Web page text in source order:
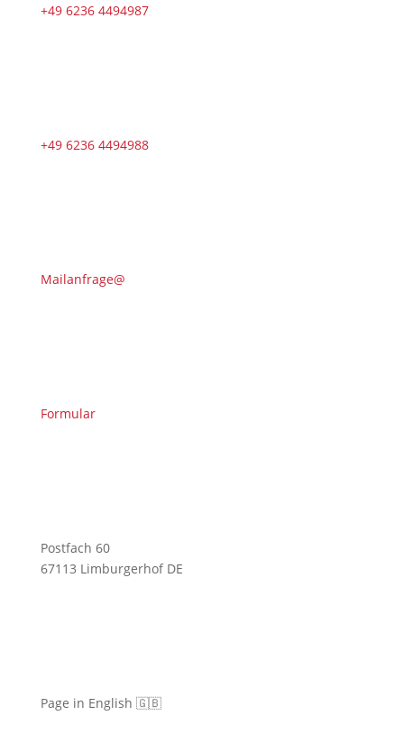
+49 6236 4494987
+49 6236 4494988
Mailanfrage@
Formular
Postfach 60
67113 Limburgerhof DE
Page in English 🇬🇧